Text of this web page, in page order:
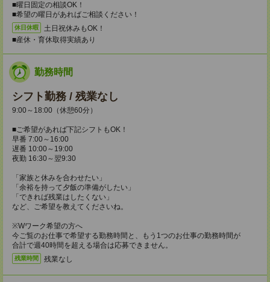
■曜日固定の相談OK！
■希望の曜日があればご相談ください！
休日休暇
土日祝休みもOK！
■産休・育休取得実績あり
勤務時間
シフト勤務 / 残業なし
9:00～18:00（休憩60分）
■ご希望があれば下記シフトもOK！
早番 7:00～16:00
遅番 10:00～19:00
夜勤 16:30～翌9:30
「家族と休みを合わせたい」
「余裕を持って夕飯の準備がしたい」
「できれば残業はしたくない」
など、ご希望を教えてくださいね。
※Wワーク希望の方へ
今ご覧のお仕事で希望する勤務時間と、もう1つのお仕事の勤務時間が
合計で週40時間を超える場合は応募できません。
残業時間 残業なし